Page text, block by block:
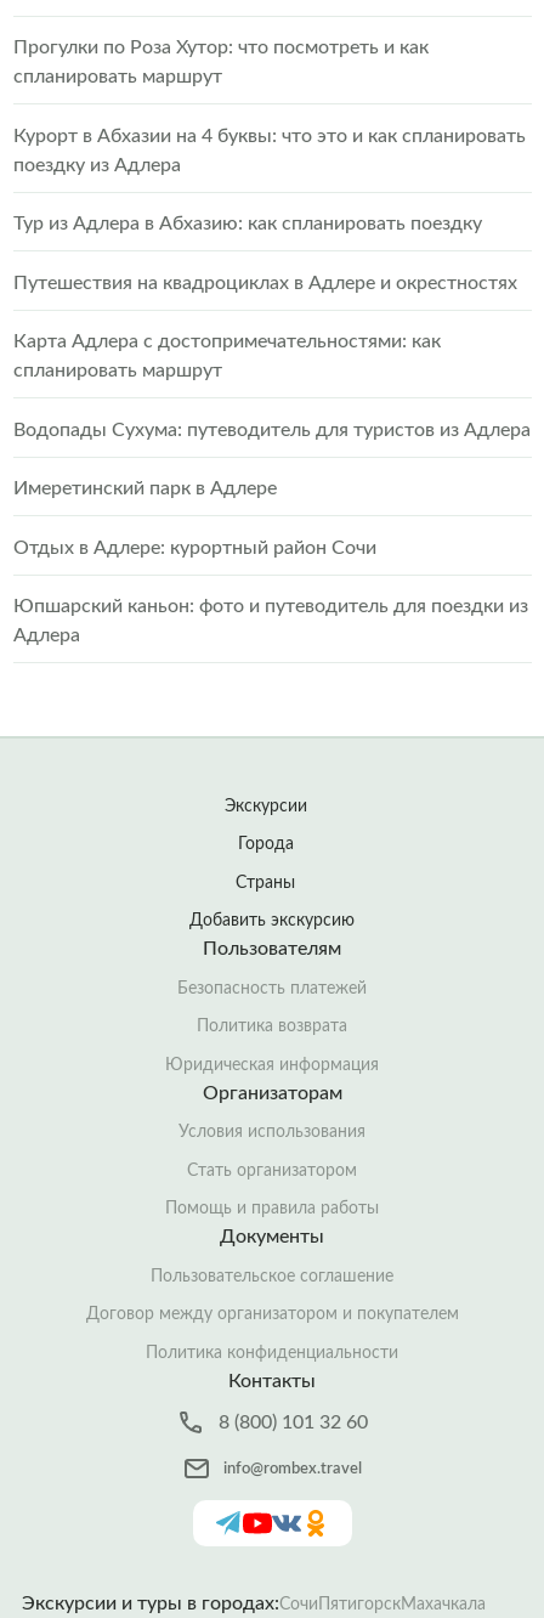
Прогулки по Роза Хутор: что посмотреть и как
спланировать маршрут
Курорт в Абхазии на 4 буквы: что это и как спланировать
поездку из Адлера
Тур из Адлера в Абхазию: как спланировать поездку
Путешествия на квадроциклах в Адлере и окрестностях
Карта Адлера с достопримечательностями: как
спланировать маршрут
Водопады Сухума: путеводитель для туристов из Адлера
Имеретинский парк в Адлере
Отдых в Адлере: курортный район Сочи
Юпшарский каньон: фото и путеводитель для поездки из
Адлера
Экскурсии
Города
Страны
Добавить экскурсию
Пользователям
Безопасность платежей
Политика возврата
Юридическая информация
Организаторам
Условия использования
Стать организатором
Помощь и правила работы
Документы
Пользовательское соглашение
Договор между организатором и покупателем
Политика конфиденциальности
Контакты
8 (800) 101 32 60
info@rombex.travel
Экскурсии и туры в городах:Сочи ПятигорскМахачкала